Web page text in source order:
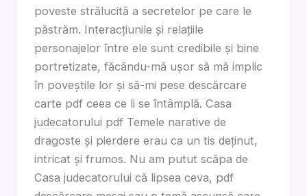
poveste strălucită a secretelor pe care le
păstrăm. Interacțiunile și relațiile
personajelor între ele sunt credibile și bine
portretizate, făcându-mă ușor să mă implic
în poveștile lor și să-mi pese descărcare
carte pdf ceea ce li se întâmplă. Casa
judecatorului pdf Temele narative de
dragoste și pierdere erau ca un tis deținut,
intricat și frumos. Nu am putut scăpa de
Casa judecatorului că lipsea ceva, pdf